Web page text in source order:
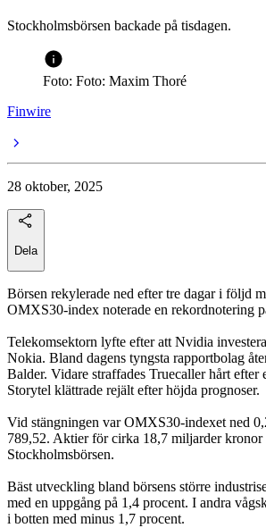
Stockholmsbörsen backade på tisdagen.
Foto: Foto: Maxim Thoré
Finwire
28 oktober, 2025
Dela
Börsen rekylerade ned efter tre dagar i följd
OMXS30-index noterade en rekordnotering
Telekomsektorn lyfte efter att Nvidia
Nokia. Bland dagens tyngsta rapportbolag
Balder. Vidare straffades Truecaller hårt efter
Storytel klättrade rejält efter höjda prognoser.
Vid stängningen var OMXS30-indexet ned
789,52. Aktier för cirka 18,7 miljarder kronor
Stockholmsbörsen.
Bäst utveckling bland börsens större
med en uppgång på 1,4 procent. I andra
i botten med minus 1,7 procent.